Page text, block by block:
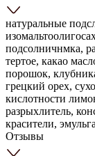
натуральные
подсолничнмка,
тертое, какао
порошок,
грецкий орех,
кислотности
разрыхлитель,
красители,
Отзывы